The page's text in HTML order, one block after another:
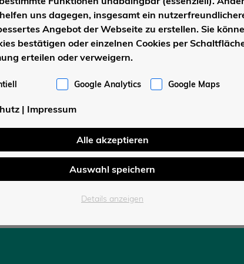
uns dagegen, insgesamt ein
Angebot der Webseite zu erstellen. Sie
bestätigen oder einzelnen Cookies per
erteilen oder verweigern.
Google Analytics Google Maps
| Impressum
Alle akzeptieren
Auswahl speichern
Details anzeigen